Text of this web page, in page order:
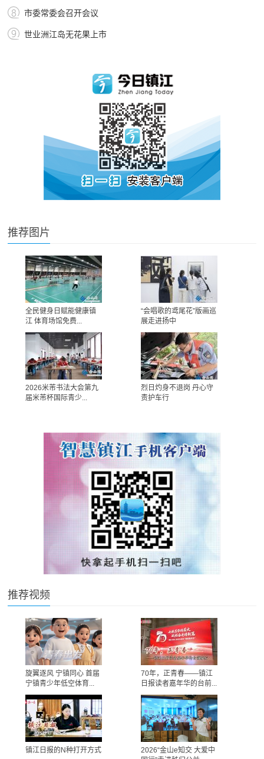
市委常委会召开会议
世业洲江岛无花果上市
推荐图片
全民健身日赋能健康镇
江 体育场馆免费...
“会唱歌的鸢尾花”版画巡
展走进扬中
2026米芾书法大会第九
届米芾杯国际青少...
烈日灼身不退岗 丹心守
责护车行
推荐视频
旋翼逐风 宁镇同心 首届
宁镇青少年低空体育...
70年，正青春——镇江
日报读者嘉年华的台前...
镇江日报的N种打开方式
2026“金山e知交 大爱中